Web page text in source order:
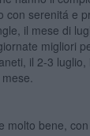
con serenitá e
il mese di
migliori
il 2-3
molto bene,